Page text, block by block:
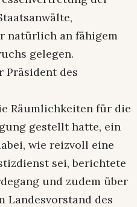
natürlich an fähigem
gelegen.
Präsident des
Räumlichkeiten für die
gestellt hatte, ein
wie reizvoll eine
sei, berichtete
und zudem über
Landesvorstand des